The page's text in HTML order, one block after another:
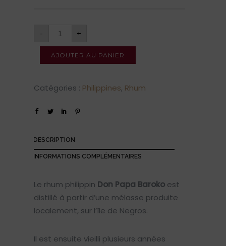
- +
AJOUTER AU PANIER
Catégories : Philippines, Rhum
DESCRIPTION
INFORMATIONS COMPLÉMENTAIRES
Le rhum philippin Don Papa Barokoest
distillé à partir d’une mélasse produite
localement, sur l’île de Negros.
Il est ensuite vieilli plusieurs années